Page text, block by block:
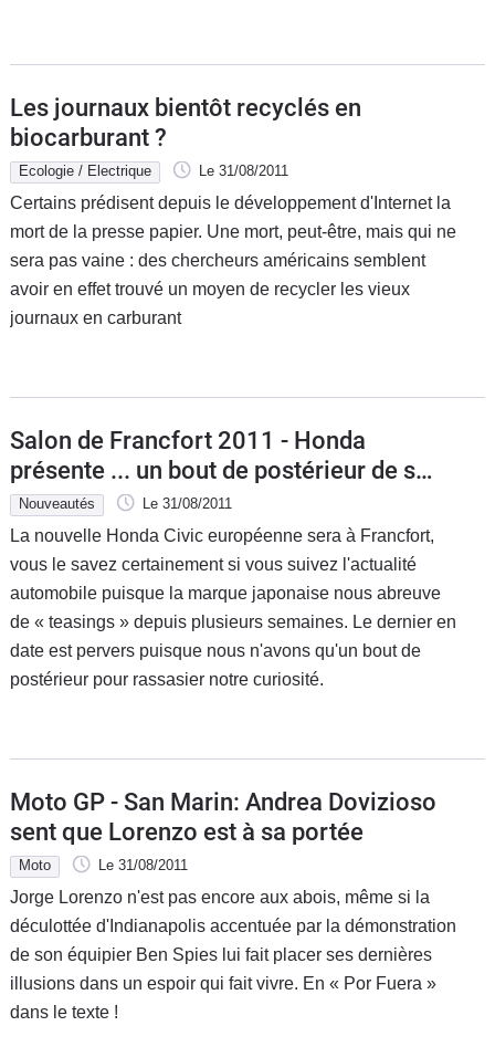
Les journaux bientôt recyclés en
biocarburant ?
Ecologie / Electrique Le 31/08/2011
Certains prédisent depuis le développement d'Internet la
mort de la presse papier. Une mort, peut-être, mais qui ne
sera pas vaine : des chercheurs américains semblent
avoir en effet trouvé un moyen de recycler les vieux
journaux en carburant
Salon de Francfort 2011 - Honda
présente ... un bout de postérieur de sa
nouvelle Civic
Nouveautés Le 31/08/2011
La nouvelle Honda Civic européenne sera à Francfort,
vous le savez certainement si vous suivez l'actualité
automobile puisque la marque japonaise nous abreuve
de « teasings » depuis plusieurs semaines. Le dernier en
date est pervers puisque nous n'avons qu'un bout de
postérieur pour rassasier notre curiosité.
Moto GP - San Marin: Andrea Dovizioso
sent que Lorenzo est à sa portée
Moto Le 31/08/2011
Jorge Lorenzo n'est pas encore aux abois, même si la
déculottée d'Indianapolis accentuée par la démonstration
de son équipier Ben Spies lui fait placer ses dernières
illusions dans un espoir qui fait vivre. En « Por Fuera »
dans le texte !